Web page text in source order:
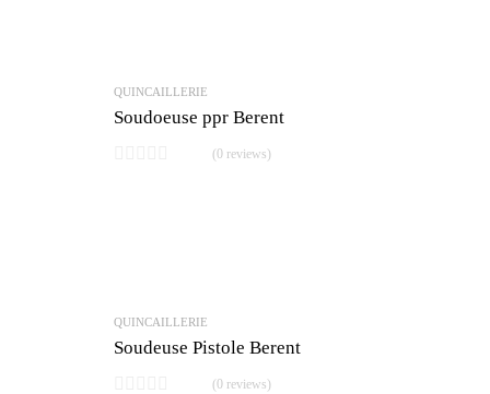
QUINCAILLERIE
Soudoeuse ppr Berent
(0 reviews)
QUINCAILLERIE
Soudeuse Pistole Berent
(0 reviews)